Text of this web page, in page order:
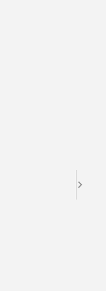
, Kiefer- und
von der
St. Gallen
am 20. und